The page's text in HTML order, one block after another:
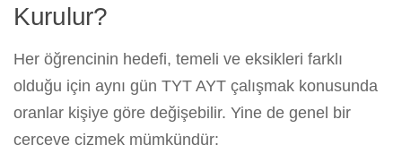
Kurulur?
Her öğrencinin hedefi, temeli ve eksikleri farklı
olduğu için aynı gün TYT AYT çalışmak konusunda
oranlar kişiye göre değişebilir. Yine de genel bir
çerçeve çizmek mümkündür: